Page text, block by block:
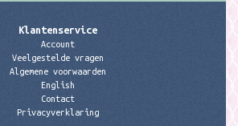
Klantenservice
Account
Veelgestelde vragen
Algemene voorwaarden
English
Contact
Privacyverklaring